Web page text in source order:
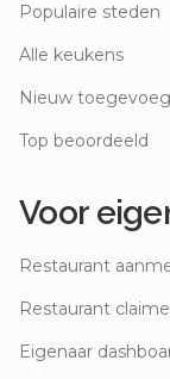
Populaire steden
Alle keukens
Nieuw
Top beoordeeld
Voor
Restaurant
Restaurant
Eigenaar